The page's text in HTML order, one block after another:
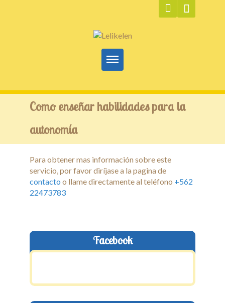
Inicio
Terapias
Capacitaciones y Cursos
Galeria
Noticias
Como enseñar habilidades para la
autonomía
Para obtener mas información sobre este
servicio, por favor diríjase a la pagina de
contacto o llame directamente al teléfono +562
22473783
Facebook